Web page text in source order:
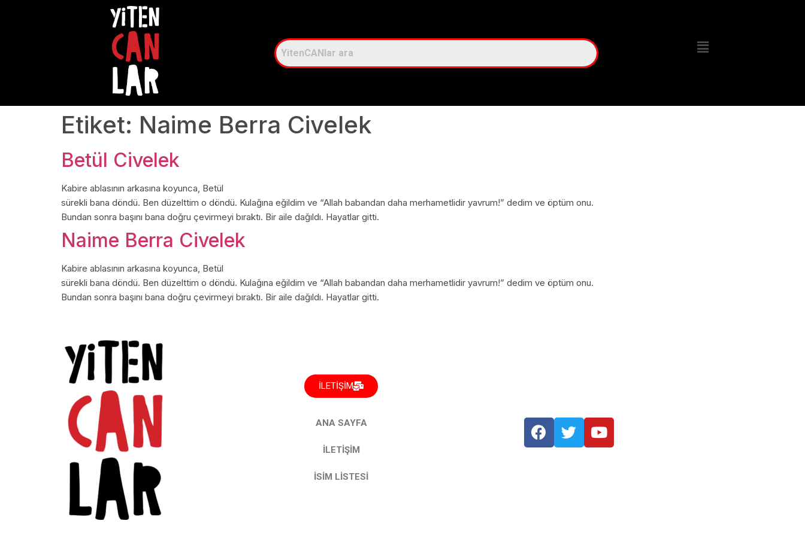
Etiket: Naime Berra Civelek
Betül Civelek
Kabire ablasının arkasına koyunca, Betül
sürekli bana döndü. Ben düzelttim o döndü. Kulağına eğildim ve “Allah babandan daha merhametlidir yavrum!” dedim ve öptüm onu.
Bundan sonra başını bana doğru çevirmeyi bıraktı. Bir aile dağıldı. Hayatlar gitti.
Naime Berra Civelek
Kabire ablasının arkasına koyunca, Betül
sürekli bana döndü. Ben düzelttim o döndü. Kulağına eğildim ve “Allah babandan daha merhametlidir yavrum!” dedim ve öptüm onu.
Bundan sonra başını bana doğru çevirmeyi bıraktı. Bir aile dağıldı. Hayatlar gitti.
İLETİŞİM
ANA SAYFA
İLETİŞİM
İSİM LİSTESİ